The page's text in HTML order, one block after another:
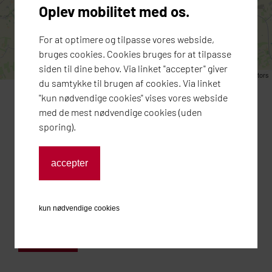
Leaflet| ©OpenStreetMap contributors
Audi Zentrum Flensburg Vertriebs GmbH
Liebigstraße 8
24941 Flensburg, Germany
www.audi-flensburg.de
Oplev mobilitet med os.
For at optimere og tilpasse vores webside,
bruges cookies. Cookies bruges for at tilpasse
siden til dine behov. Via linket "accepter" giver
du samtykke til brugen af cookies. Via linket
"kun nødvendige cookies" vises vores webside
med de mest nødvendige cookies (uden
sporing).
accepter
kun nødvendige cookies